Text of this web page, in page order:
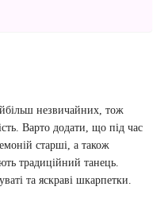
незвичайних, тож
Варто додати, що під час
старші, а також
традиційний танець.
та яскраві шкарпетки.